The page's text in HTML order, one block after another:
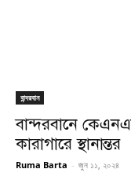
বান্দরবান
বান্দরবানে
কারাগারে স্থানান্তর
Ruma Barta - জুন ১১, ২০২৪